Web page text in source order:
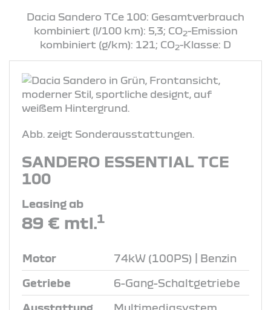
Dacia Sandero TCe 100: Gesamtverbrauch
kombiniert (l/100 km): 5,3; CO2-Emission
kombiniert (g/km): 121; CO2-Klasse: D
Abb. zeigt Sonderausstattungen.
SANDERO ESSENTIAL TCE
100
Leasing ab
89 € mtl.1
Motor 74kW (100PS) | Benzin
Getriebe 6-Gang-Schaltgetriebe
Ausstattung
Multimediasystem